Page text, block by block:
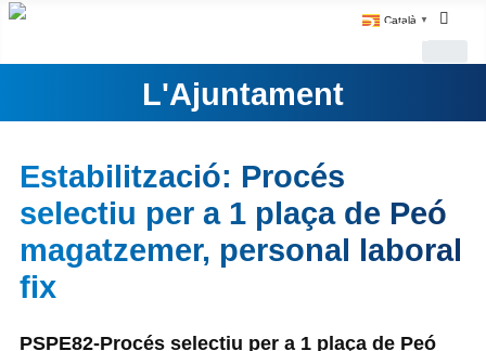
Català ▼
L'Ajuntament
Estabilització: Procés
selectiu per a 1 plaça de Peó
magatzemer, personal laboral
fix
PSPE82-Procés selectiu per a 1 plaça de Peó